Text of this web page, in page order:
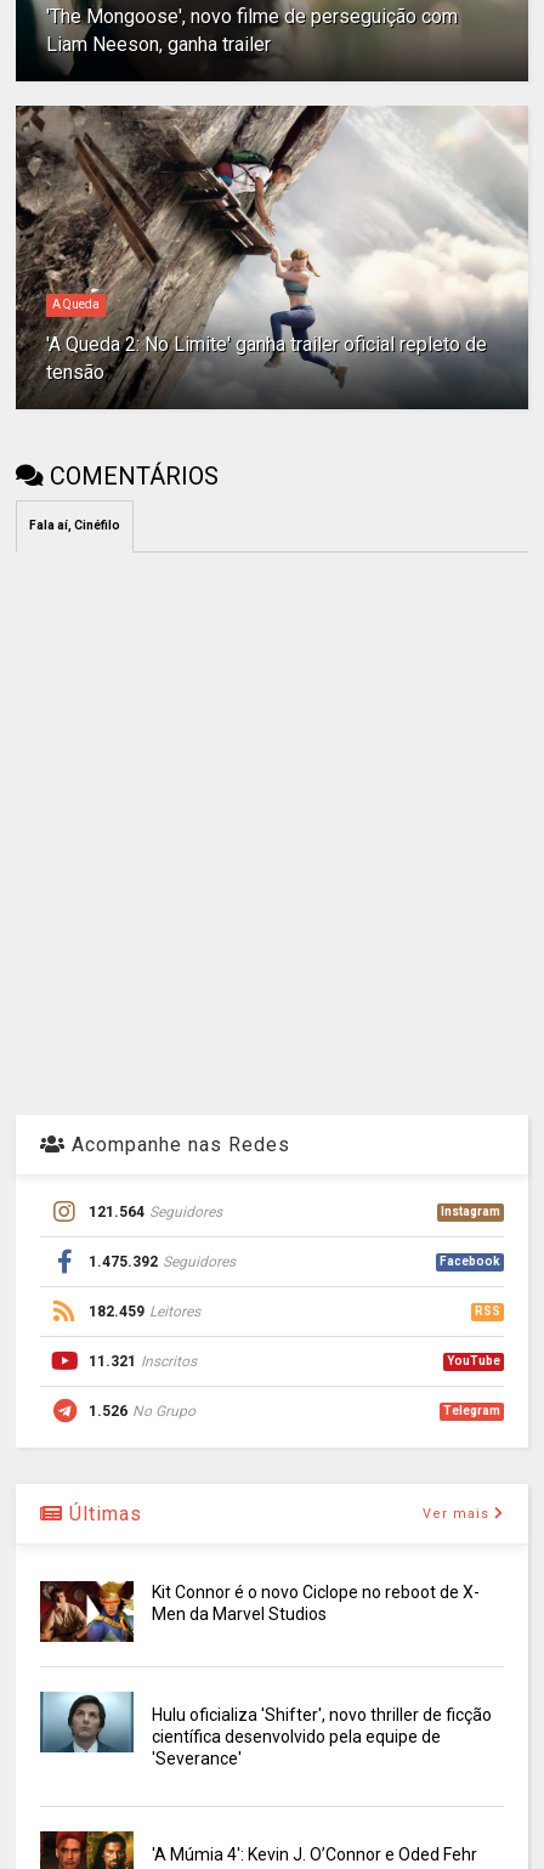
'The Mongoose', novo filme de perseguição com
Liam Neeson, ganha trailer
A Queda
'A Queda 2: No Limite' ganha trailer oficial repleto de
tensão
COMENTÁRIOS
Fala aí, Cinéfilo
Acompanhe nas Redes
121.564 Seguidores Instagram
1.475.392 Seguidores Facebook
182.459 Leitores RSS
11.321 Inscritos YouTube
1.526 No Grupo Telegram
Últimas Ver mais
Kit Connor é o novo Ciclope no reboot de X-
Men da Marvel Studios
Hulu oficializa 'Shifter', novo thriller de ficção
científica desenvolvido pela equipe de
'Severance'
'A Múmia 4': Kevin J. O’Connor e Oded Fehr